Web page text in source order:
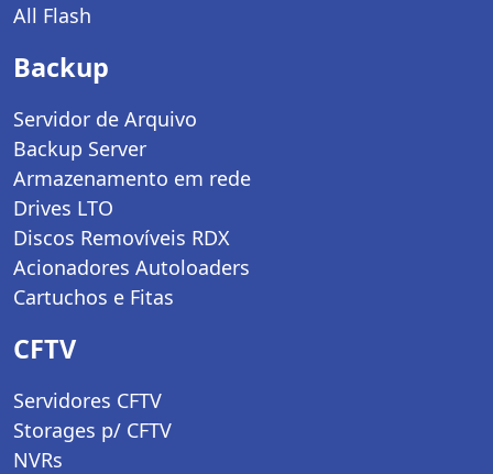
All Flash
Backup
Servidor de Arquivo
Backup Server
Armazenamento em rede
Drives LTO
Discos Removíveis RDX
Acionadores Autoloaders
Cartuchos e Fitas
CFTV
Servidores CFTV
Storages p/ CFTV
NVRs